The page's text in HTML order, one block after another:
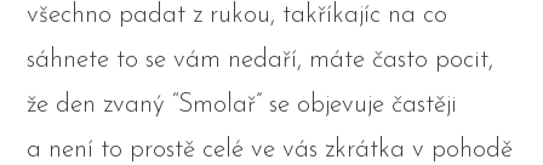
všechno padat z rukou, takříkajíc na co
sáhnete to se vám nedaří, máte často pocit,
že den zvaný “Smolař” se objevuje častěji
a není to prostě celé ve vás zkrátka v pohodě